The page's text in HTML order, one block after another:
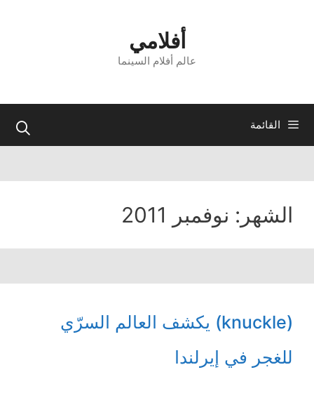
أفلامي
عالم أفلام السينما
القائمة
الشهر: نوفمبر 2011
(knuckle) يكشف العالم السرّي
للغجر في إيرلندا